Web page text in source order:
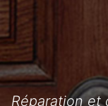
Réparation et